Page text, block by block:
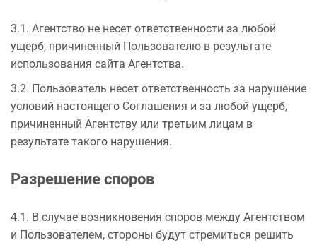
3.1. Агентство не несет ответственности за любой
ущерб, причиненный Пользователю в результате
использования сайта Агентства.
3.2. Пользователь несет ответственность за нарушение
условий настоящего Соглашения и за любой ущерб,
причиненный Агентству или третьим лицам в
результате такого нарушения.
Разрешение споров
4.1. В случае возникновения споров между Агентством
и Пользователем, стороны будут стремиться решить